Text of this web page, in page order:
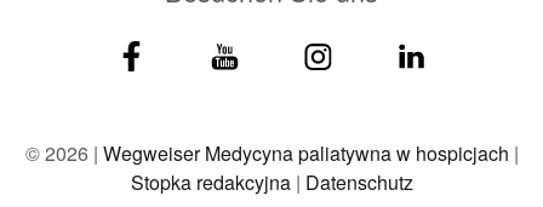
© 2026 | Wegweiser Medycyna paliatywna w hospicjach |
Stopka redakcyjna| Datenschutz